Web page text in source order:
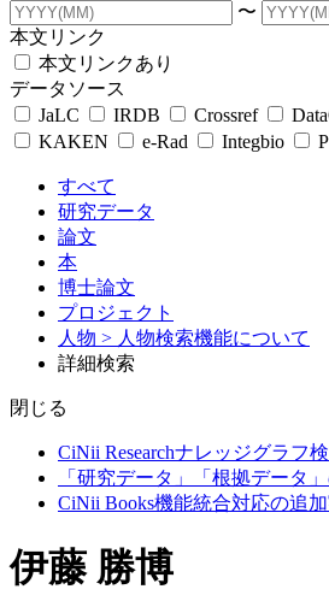
〜
本文リンク
本文リンクあり
データソース
JaLC
IRDB Crossref
KAKEN
e-Rad Integbio
すべて
研究データ
論文
本
博士論文
プロジェクト
人物 > 人物検索機能について
詳細検索
閉じる
CiNii Researchナレッジグラフ
「研究データ」「根拠データ
CiNii Books機能統合対応の追
伊藤 勝博